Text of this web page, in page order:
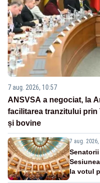
7 aug. 2026, 10:57
ANSVSA a negociat, la
facilitarea tranzitului
și bovine
7 aug. 2026,
la votul